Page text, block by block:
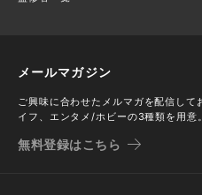
メールマガジン
ご興味に合わせたメルマガを配信し
イフ、エンタメ/ホビーの3種類を用意。
無料登録はこちら